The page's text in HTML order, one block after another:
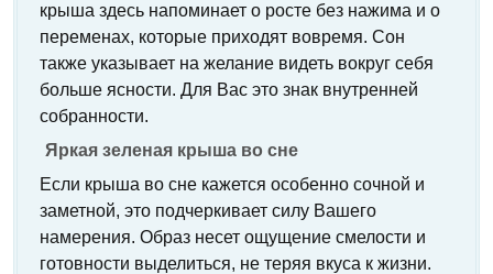
крыша здесь напоминает о росте без нажима и о
переменах, которые приходят вовремя. Сон
также указывает на желание видеть вокруг себя
больше ясности. Для Вас это знак внутренней
собранности.
Яркая зеленая крыша во сне
Если крыша во сне кажется особенно сочной и
заметной, это подчеркивает силу Вашего
намерения. Образ несет ощущение смелости и
готовности выделиться, не теряя вкуса к жизни.